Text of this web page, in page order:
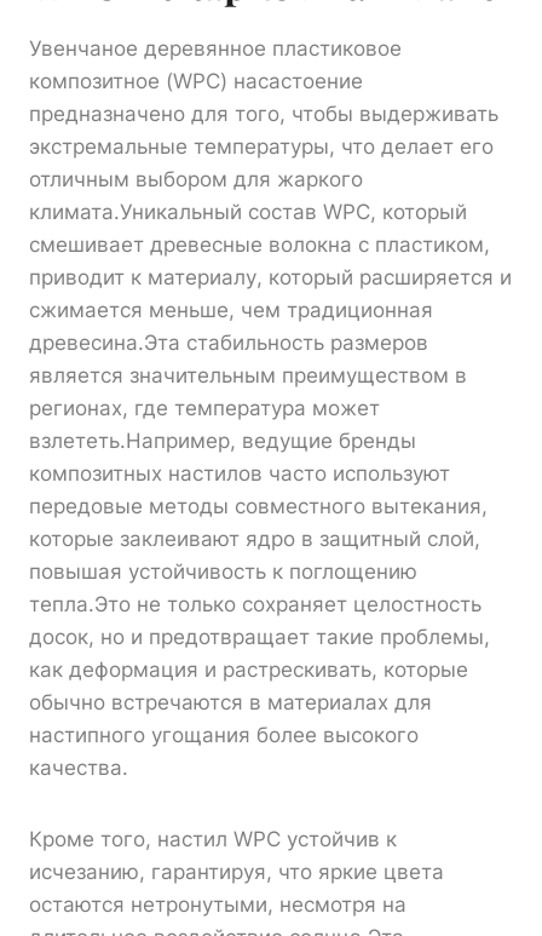
Увенчаное деревянное пластиковое
композитное (WPC) насастоение
предназначено для того, чтобы выдерживать
экстремальные температуры, что делает его
отличным выбором для жаркого
климата.Уникальный состав WPC, который
смешивает древесные волокна с пластиком,
приводит к материалу, который расширяется и
сжимается меньше, чем традиционная
древесина.Эта стабильность размеров
является значительным преимуществом в
регионах, где температура может
взлететь.Например, ведущие бренды
композитных настилов часто используют
передовые методы совместного вытекания,
которые заклеивают ядро в защитный слой,
повышая устойчивость к поглощению
тепла.Это не только сохраняет целостность
досок, но и предотвращает такие проблемы,
как деформация и растрескивать, которые
обычно встречаются в материалах для
настипного угощания более высокого
качества.
Кроме того, настил WPC устойчив к
исчезанию, гарантируя, что яркие цвета
остаются нетронутыми, несмотря на